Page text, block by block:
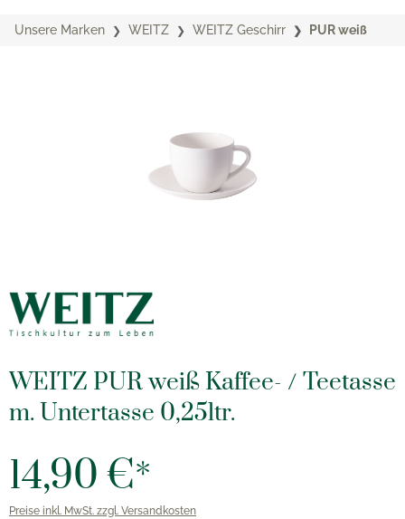
Unsere Marken WEITZ WEITZ Geschirr PUR weiß
WEITZ PUR weiß Kaffee- / Teetasse
m. Untertasse 0,25ltr.
14,90 €*
Preise inkl. MwSt. zzgl. Versandkosten